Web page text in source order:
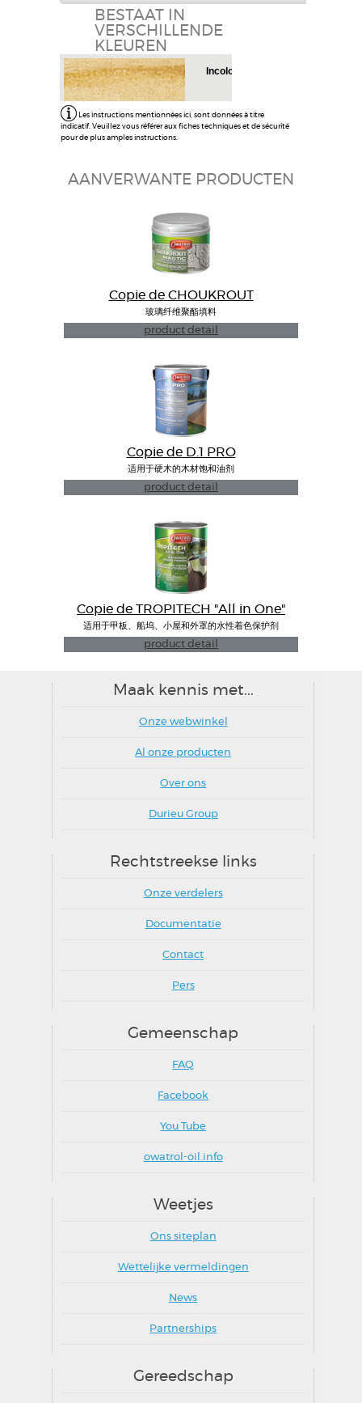
BESTAAT IN
VERSCHILLENDE
KLEUREN
Incolore
Incolore
Les instructions mentionnées ici, sont données à titre
indicatif. Veuillez vous référer aux fiches techniques et de sécurité
pour de plus amples instructions.
AANVERWANTE PRODUCTEN
Copie de CHOUKROUT
玻璃纤维聚酯填料
product detail
Copie de D.1 PRO
适用于硬木的木材饱和油剂
product detail
Copie de TROPITECH "All in One"
适用于甲板、船坞、小屋和外罩的水性着色保护剂
product detail
Maak kennis met...
Onze webwinkel
Al onze producten
Over ons
Durieu Group
Rechtstreekse links
Onze verdelers
Documentatie
Contact
Pers
Gemeenschap
FAQ
Facebook
You Tube
owatrol-oil.info
Weetjes
Ons siteplan
Wettelijke vermeldingen
News
Partnerships
Gereedschap